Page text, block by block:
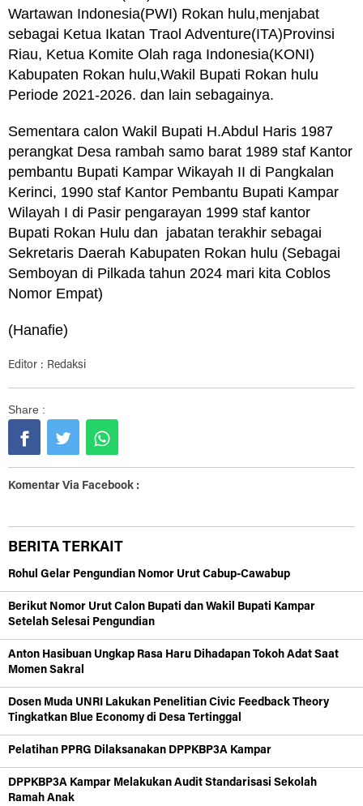
Wartawan Indonesia(PWI) Rokan hulu,menjabat
sebagai Ketua Ikatan Traol Adventure(ITA)Provinsi
Riau, Ketua Komite Olah raga Indonesia(KONI)
Kabupaten Rokan hulu,Wakil Bupati Rokan hulu
Periode 2021-2026. dan lain sebagainya.
Sementara calon Wakil Bupati H.Abdul Haris 1987
perangkat Desa rambah samo barat 1989 staf Kantor
pembantu Bupati Kampar Wikayah II di Pangkalan
Kerinci, 1990 staf Kantor Pembantu Bupati Kampar
Wilayah I di Pasir pengarayan 1999 staf kantor
Bupati Rokan Hulu dan jabatan terakhir sebagai
Sekretaris Daerah Kabupaten Rokan hulu (Sebagai
Semboyan di Pilkada tahun 2024 mari kita Coblos
Nomor Empat)
(Hanafie)
Editor : Redaksi
Share :
Komentar Via Facebook :
BERITA TERKAIT
Rohul Gelar Pengundian Nomor Urut Cabup-Cawabup
Berikut Nomor Urut Calon Bupati dan Wakil Bupati Kampar
Setelah Selesai Pengundian
Anton Hasibuan Ungkap Rasa Haru Dihadapan Tokoh Adat Saat
Momen Sakral
Dosen Muda UNRI Lakukan Penelitian Civic Feedback Theory
Tingkatkan Blue Economy di Desa Tertinggal
Pelatihan PPRG Dilaksanakan DPPKBP3A Kampar
DPPKBP3A Kampar Melakukan Audit Standarisasi Sekolah
Ramah Anak